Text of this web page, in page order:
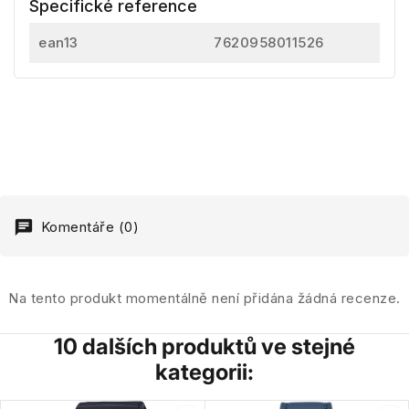
Specifické reference
ean13 7620958011526
Komentáře (0)
Na tento produkt momentálně není přidána žádná recenze.
10 dalších produktů ve stejné
kategorii: